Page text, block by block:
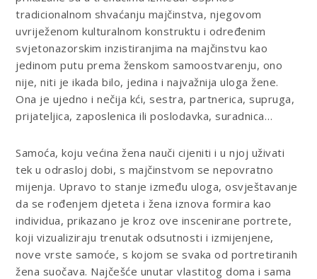
tradicionalnom shvaćanju majčinstva, njegovom
uvriježenom kulturalnom konstruktu i određenim
svjetonazorskim inzistiranjima na majčinstvu kao
jedinom putu prema ženskom samoostvarenju, ono
nije, niti je ikada bilo, jedina i najvažnija uloga žene.
Ona je ujedno i nečija kći, sestra, partnerica, supruga,
prijateljica, zaposlenica ili poslodavka, suradnica…
Samoća, koju većina žena nauči cijeniti i u njoj uživati
tek u odrasloj dobi, s majčinstvom se nepovratno
mijenja. Upravo to stanje između uloga, osvještavanje
da se rođenjem djeteta i žena iznova formira kao
individua, prikazano je kroz ove inscenirane portrete,
koji vizualiziraju trenutak odsutnosti i izmijenjene,
nove vrste samoće, s kojom se svaka od portretiranih
žena suočava. Najčešće unutar vlastitog doma i sama